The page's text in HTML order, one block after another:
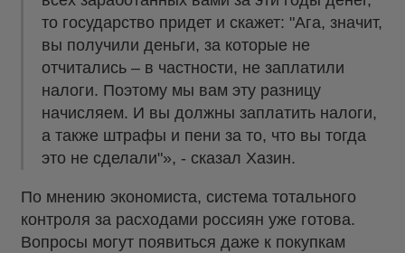
то государство придет и скажет: "Ага, значит,
вы получили деньги, за которые не
отчитались – в частности, не заплатили
налоги. Поэтому мы вам эту разницу
начисляем. И вы должны заплатить налоги,
а также штрафы и пени за то, что вы тогда
это не сделали"», - сказал Хазин.
По мнению экономиста, система тотального
контроля за расходами россиян уже готова.
Вопросы могут появиться даже к покупкам